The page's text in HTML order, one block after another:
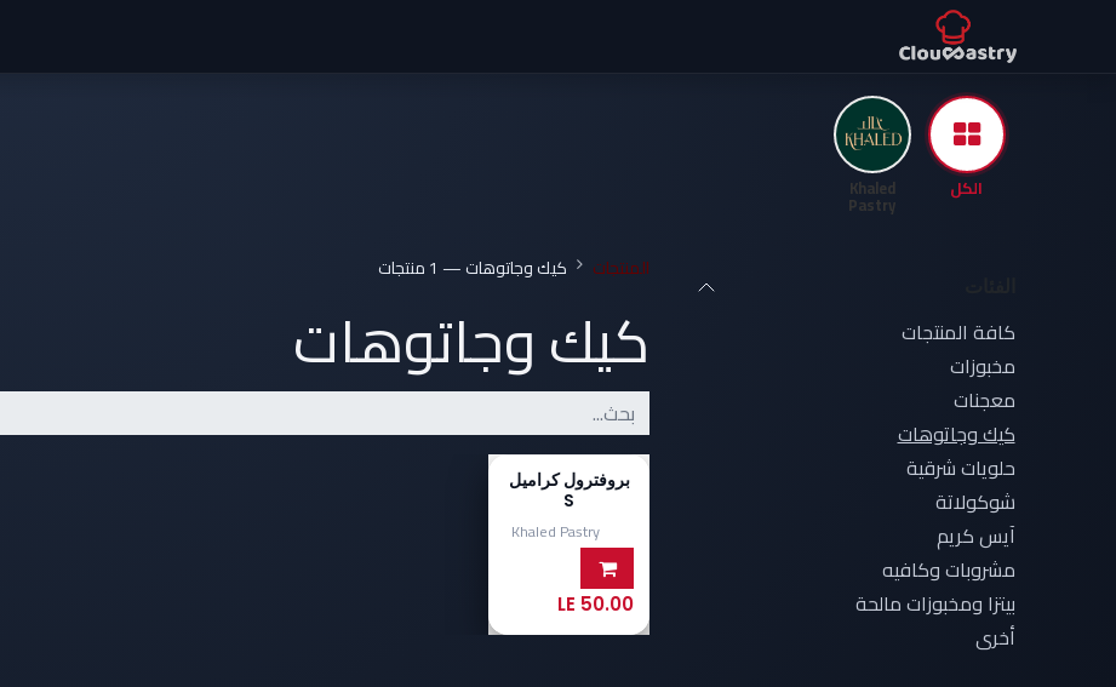
تخطي للذهاب إلى المحتوى
الكل Khaled
Pastry
كافة المنتجات
مخبوزات
معجنات
كيك وجاتوهات
حلويات شرقية
شوكولاتة
آيس كريم
مشروبات وكافيه
بيتزا ومخبوزات مالحة
أخرى
المنتجات كيك وجاتوهات— 1 منتجات
كيك وجاتوهات
بروفترول كراميل
S
Khaled Pastry
50.00